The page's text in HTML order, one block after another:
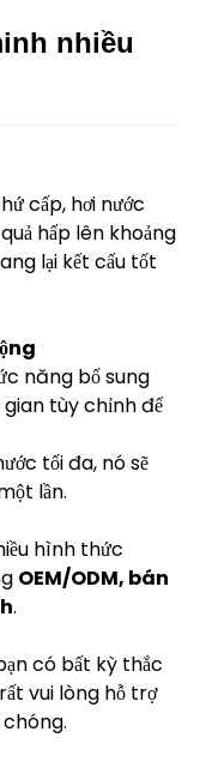
nhiều
cấp, hơi nước
hấp lên khoảng
lại kết cấu tốt
năng bổ sung
gian tùy chỉnh để
tối đa, nó sẽ
lần.
hình thức
OEM/ODM, bán
.
có bất kỳ thắc
vui lòng hỗ trợ